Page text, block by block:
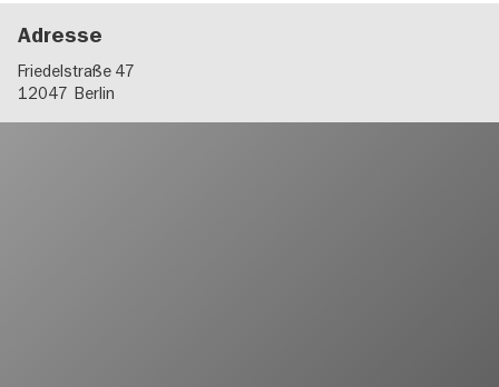
Adresse
Friedelstraße 47
12047 Berlin